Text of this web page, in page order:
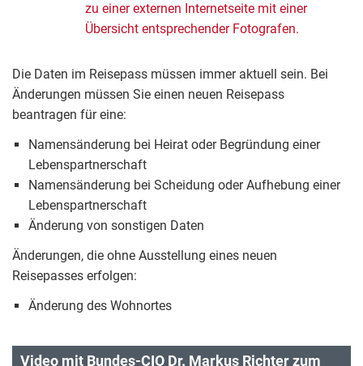
zu einer externen Internetseite mit einer
Übersicht entsprechender Fotografen.
Die Daten im Reisepass müssen immer aktuell sein. Bei
Änderungen müssen Sie einen neuen Reisepass
beantragen für eine:
Namensänderung bei Heirat oder Begründung einer
Lebenspartnerschaft
Namensänderung bei Scheidung oder Aufhebung einer
Lebenspartnerschaft
Änderung von sonstigen Daten
Änderungen, die ohne Ausstellung eines neuen
Reisepasses erfolgen:
Änderung des Wohnortes
Video mit Bundes-CIO Dr. Markus Richter zum